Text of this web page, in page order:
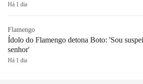
Há 1 dia
Flamengo
Ídolo do Flamengo detona Boto: 'Sou
senhor'
Há 1 dia